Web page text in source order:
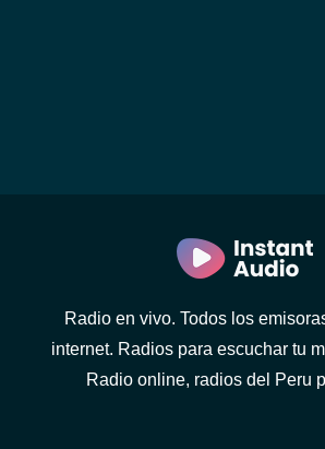
Radio en vivo. Todos los
internet. Radios para escuchar tu
Radio online, radios del Peru